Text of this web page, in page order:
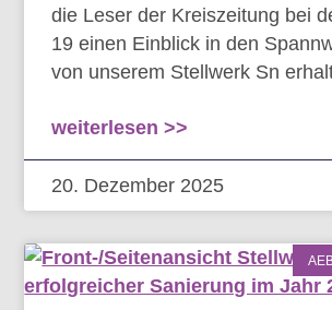
die Leser der Kreiszeitung bei
19 einen Einblick in den
von unserem Stellwerk Sn
weiterlesen >>
20. Dezember 2025